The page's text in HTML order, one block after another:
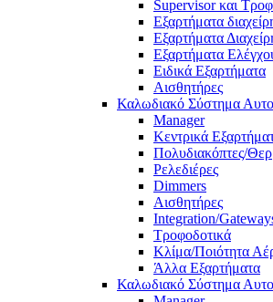
Supervisor και
Εξαρτήματα
Εξαρτήματα
Εξαρτήματα
Ειδικά Εξαρτήματα
Αισθητήρες
Καλωδιακό Σύστημα
Manager
Κεντρικά
Πολυδιακόπτες/
Ρελεδιέρες
Dimmers
Αισθητήρες
Integration/
Τροφοδοτικά
Κλίμα/Ποιότητα
Άλλα Εξαρτήματα
Καλωδιακό Σύστημα